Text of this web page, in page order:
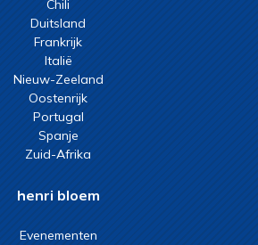
Chili
Duitsland
Frankrijk
Italië
Nieuw-Zeeland
Oostenrijk
Portugal
Spanje
Zuid-Afrika
henri bloem
Evenementen